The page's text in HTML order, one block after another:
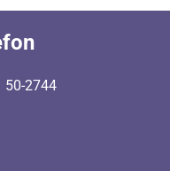
50-2744